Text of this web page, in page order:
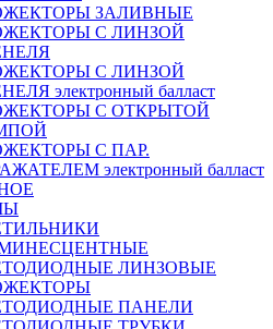
ЗАЛИВНЫЕ
С ЛИНЗОЙ
С ЛИНЗОЙ
электронный балласт
С ОТКРЫТОЙ
С ПАР.
электронный балласт
ЛИНЗОВЫЕ
ПАНЕЛИ